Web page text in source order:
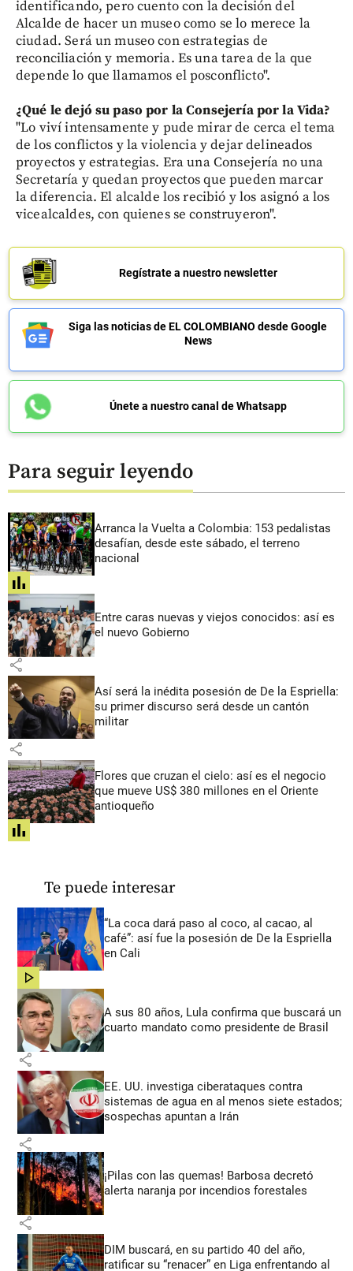
identificando, pero cuento con la decisión del
Alcalde de hacer un museo como se lo merece la
ciudad. Será un museo con estrategias de
reconciliación y memoria. Es una tarea de la que
depende lo que llamamos el posconflicto".
¿Qué le dejó su paso por la Consejería por la Vida?
"Lo viví intensamente y pude mirar de cerca el tema
de los conflictos y la violencia y dejar delineados
proyectos y estrategias. Era una Consejería no una
Secretaría y quedan proyectos que pueden marcar
la diferencia. El alcalde los recibió y los asignó a los
vicealcaldes, con quienes se construyeron".
Regístrate a nuestro newsletter
Siga las noticias de EL COLOMBIANO desde Google
News
Únete a nuestro canal de Whatsapp
Para seguir leyendo
Arranca la Vuelta a Colombia: 153 pedalistas
desafían, desde este sábado, el terreno
nacional
share
Entre caras nuevas y viejos conocidos: así es
el nuevo Gobierno
share
Así será la inédita posesión de De la Espriella:
su primer discurso será desde un cantón
militar
share
Flores que cruzan el cielo: así es el negocio
que mueve US$ 380 millones en el Oriente
antioqueño
share
Te puede interesar
“La coca dará paso al coco, al cacao, al
café”: así fue la posesión de De la Espriella
en Cali
share
A sus 80 años, Lula confirma que buscará un
cuarto mandato como presidente de Brasil
share
EE. UU. investiga ciberataques contra
sistemas de agua en al menos siete estados;
sospechas apuntan a Irán
share
¡Pilas con las quemas! Barbosa decretó
alerta naranja por incendios forestales
share
DIM buscará, en su partido 40 del año,
ratificar su “renacer” en Liga enfrentando al